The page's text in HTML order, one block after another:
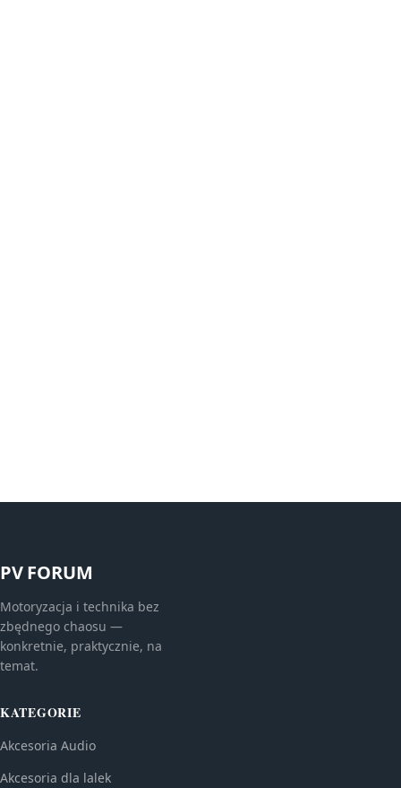
PV FORUM
Motoryzacja i technika bez
zbędnego chaosu —
konkretnie, praktycznie, na
temat.
KATEGORIE
Akcesoria Audio
Akcesoria dla lalek